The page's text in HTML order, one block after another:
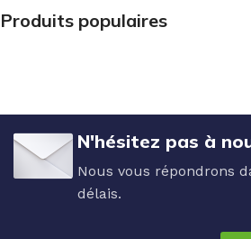
Produits populaires
N'hésitez pas à
Nous vous répondrons
délais.